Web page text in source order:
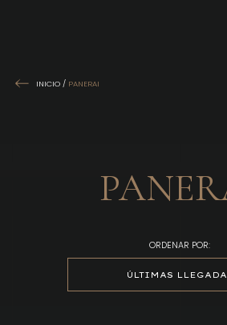
INICIO / PANERAI
ORDENAR POR:
ÚLTIMAS